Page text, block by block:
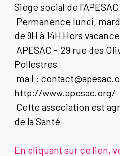
Siège social de
Permanence lundi,
de 9H à 14H Hors
APESAC - 29 rue des
Pollestres
mail :
http://www.apesac.org/
Cette association est
de la Santé
En cliquant sur ce lien,